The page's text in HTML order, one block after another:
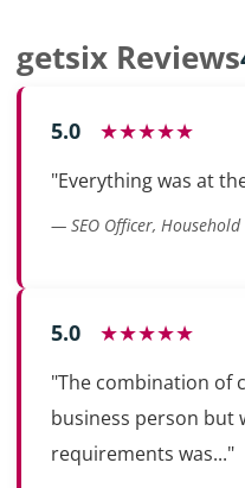
getsix Reviews
5.0 ★★★★★
"Everything was at
— SEO Officer,
5.0 ★★★★★
"The combination of
business person but
requirements was..."